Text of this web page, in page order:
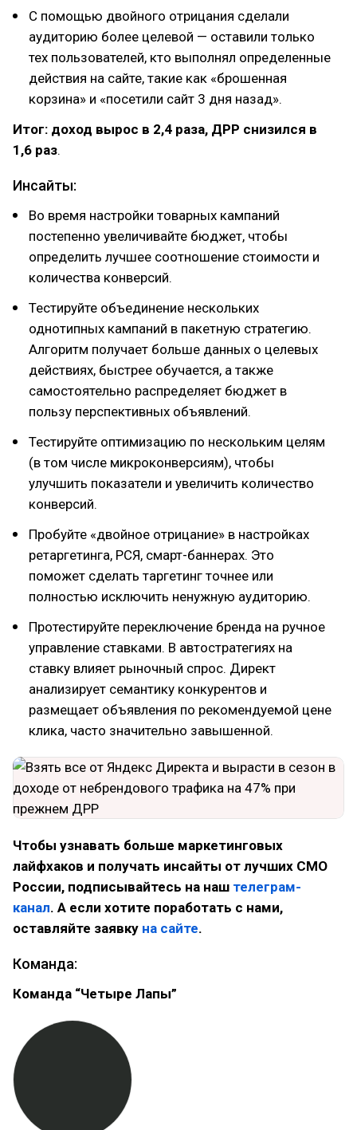
С помощью двойного отрицания сделали
аудиторию более целевой — оставили только
тех пользователей, кто выполнял определенные
действия на сайте, такие как «брошенная
корзина» и «посетили сайт 3 дня назад».
Итог: доход вырос в 2,4 раза, ДРР снизился в
1,6 раз.
Инсайты:
Во время настройки товарных кампаний
постепенно увеличивайте бюджет, чтобы
определить лучшее соотношение стоимости и
количества конверсий.
Тестируйте объединение нескольких
однотипных кампаний в пакетную стратегию.
Алгоритм получает больше данных о целевых
действиях, быстрее обучается, а также
самостоятельно распределяет бюджет в
пользу перспективных объявлений.
Тестируйте оптимизацию по нескольким целям
(в том числе микроконверсиям), чтобы
улучшить показатели и увеличить количество
конверсий.
Пробуйте «двойное отрицание» в настройках
ретаргетинга, РСЯ, смарт-баннерах. Это
поможет сделать таргетинг точнее или
полностью исключить ненужную аудиторию.
Протестируйте переключение бренда на ручное
управление ставками. В автостратегиях на
ставку влияет рыночный спрос. Директ
анализирует семантику конкурентов и
размещает объявления по рекомендуемой цене
клика, часто значительно завышенной.
Чтобы узнавать больше маркетинговых
лайфхаков и получать инсайты от лучших CMO
России, подписывайтесь на наш телеграм-
канал. А если хотите поработать с нами,
оставляйте заявку на сайте.
Команда:
Команда “Четыре Лапы”